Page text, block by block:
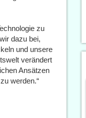
zu
dazu bei,
und unsere
verändert
Ansätzen
werden.“